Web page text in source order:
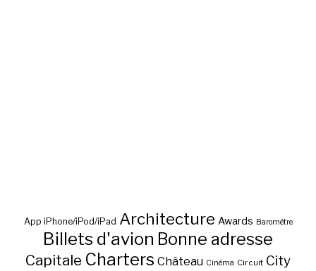
App iPhone/iPod/iPad Architecture Awards Baromètre
Billets d'avion Bonne adresse
Capitale Charters Château Cinéma Circuit City